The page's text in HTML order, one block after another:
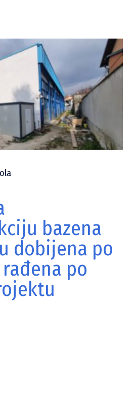
bazena
u dobijena po
po